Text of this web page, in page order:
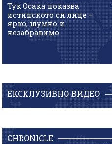
Тук Осака показва
истинското си лице –
ярко, шумно и
незабравимо
ЕКСКЛУЗИВНО ВИДЕО
CHRONICLE